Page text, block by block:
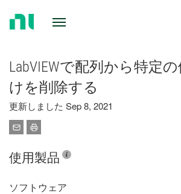
LabVIEWで配列から特定
けを削除する
更新しました Sep 8, 2021
使用製品
ソフトウェア